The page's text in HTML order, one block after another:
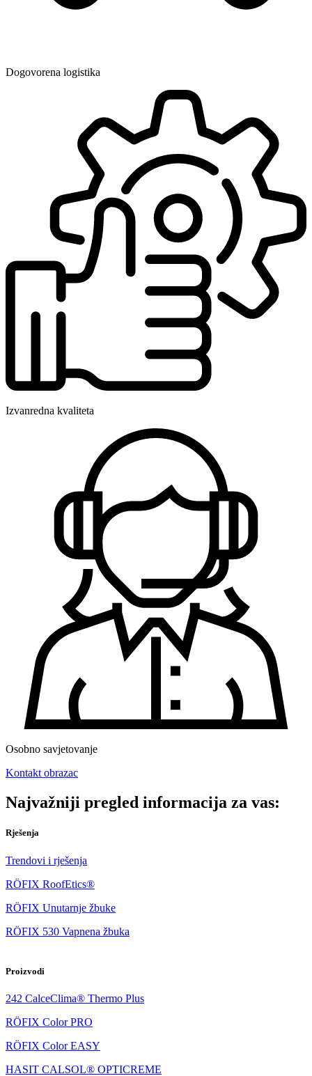
Dogovorena logistika
Izvanredna kvaliteta
Osobno savjetovanje
Kontakt obrazac
Najvažniji pregled informacija za vas:
Rješenja
Trendovi i rješenja
RÖFIX RoofEtics®
RÖFIX Unutarnje žbuke
RÖFIX 530 Vapnena žbuka
Proizvodi
242 CalceClima® Thermo Plus
RÖFIX Color PRO
RÖFIX Color EASY
HASIT CALSOL® OPTICREME